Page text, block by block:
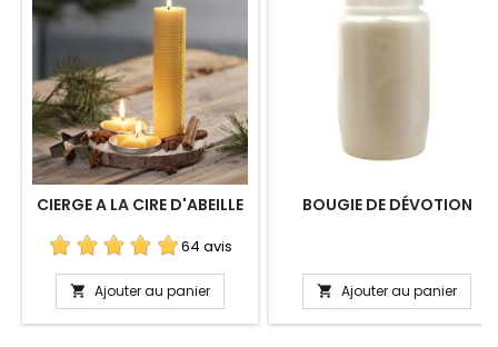
CIERGE A LA CIRE D'ABEILLE
64 avis
 Ajouter au panier
BOUGIE DE DÉVOTION
 Ajouter au panier